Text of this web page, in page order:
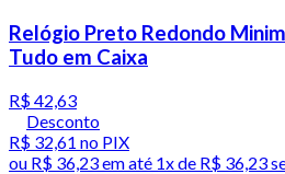
Relógio Preto Redondo
Tudo em Caixa
R$ 42,63
Desconto
R$ 32,61 no PIX
ou R$ 36,23em até 1x de R$ 36,23